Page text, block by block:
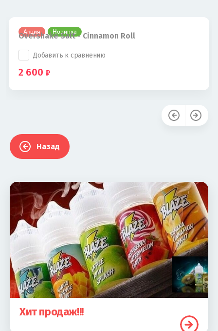
Акция Новинка
Overshake Salt - Cinnamon Roll
Добавить к сравнению
2 600
Назад
Хит продаж!!!